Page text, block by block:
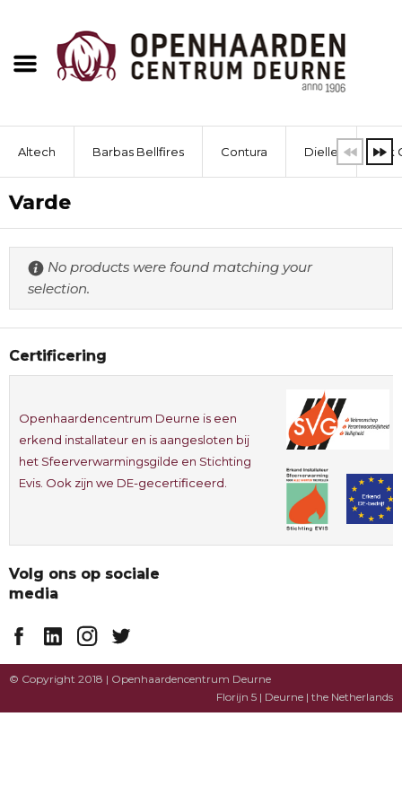
Altech Barbas Bellfires Contura Dielle Dik
Varde
No products were found matching your
selection.
Certificering
Openhaardencentrum Deurne is een
erkend installateur en is aangesloten bij
het Sfeerverwarmingsgilde en Stichting
Evis. Ook zijn we DE-gecertificeerd.
Volg ons op sociale
media
© Copyright 2018 | Openhaardencentrum Deurne
Florijn 5 | Deurne | the Netherlands